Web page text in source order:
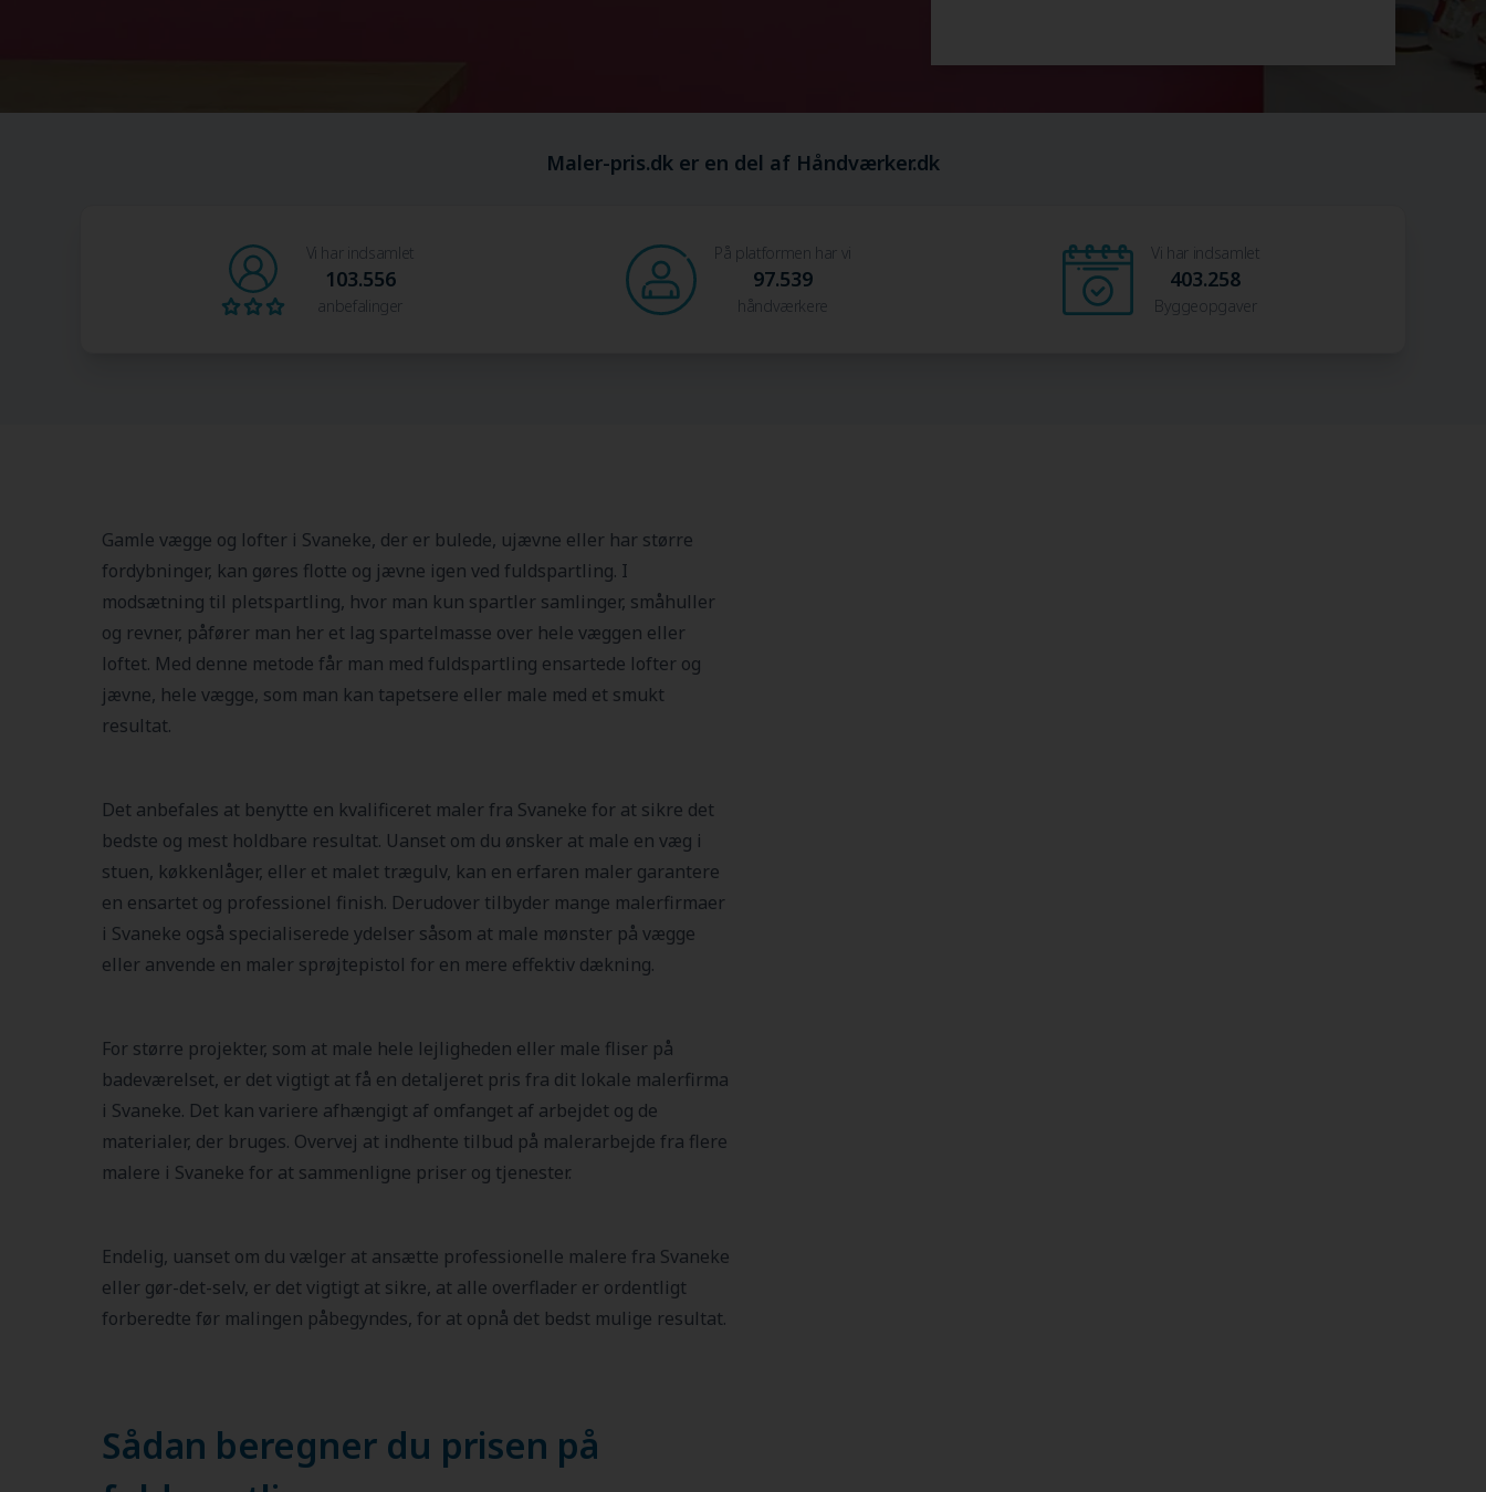
Maler-pris.dk er en del af Håndværker.dk
Vi har indsamlet
103.556
anbefalinger
På platformen har vi
97.539
håndværkere
Vi har indsamlet
403.258
Byggeopgaver
Gamle vægge og lofter i Svaneke, der er bulede, ujævne eller har større
fordybninger, kan gøres flotte og jævne igen ved fuldspartling. I
modsætning til pletspartling, hvor man kun spartler samlinger, småhuller
og revner, påfører man her et lag spartelmasse over hele væggen eller
loftet. Med denne metode får man med fuldspartling ensartede lofter og
jævne, hele vægge, som man kan tapetsere eller male med et smukt
resultat.
Det anbefales at benytte en kvalificeret maler fra Svaneke for at sikre det
bedste og mest holdbare resultat. Uanset om du ønsker at male en væg i
stuen, køkkenlåger, eller et malet trægulv, kan en erfaren maler garantere
en ensartet og professionel finish. Derudover tilbyder mange malerfirmaer
i Svaneke også specialiserede ydelser såsom at male mønster på vægge
eller anvende en maler sprøjtepistol for en mere effektiv dækning.
For større projekter, som at male hele lejligheden eller male fliser på
badeværelset, er det vigtigt at få en detaljeret pris fra dit lokale malerfirma
i Svaneke. Det kan variere afhængigt af omfanget af arbejdet og de
materialer, der bruges. Overvej at indhente tilbud på malerarbejde fra flere
malere i Svaneke for at sammenligne priser og tjenester.
Endelig, uanset om du vælger at ansætte professionelle malere fra Svaneke
eller gør-det-selv, er det vigtigt at sikre, at alle overflader er ordentligt
forberedte før malingen påbegyndes, for at opnå det bedst mulige resultat.
Sådan beregner du prisen på